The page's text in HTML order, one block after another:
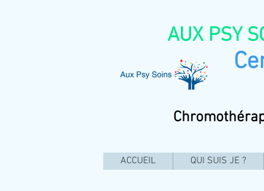
AUX PSY
ACCUEIL QUI SUIS JE ?